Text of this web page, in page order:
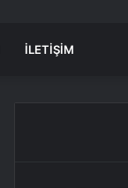
İLETIŞIM